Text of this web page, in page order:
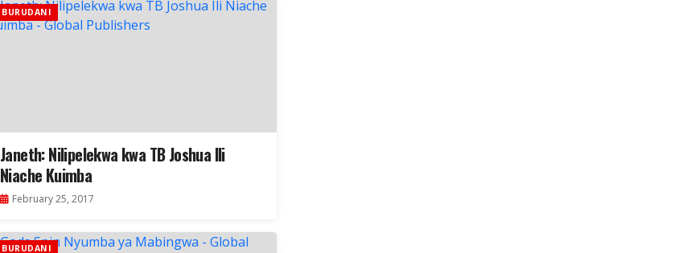
BURUDANI
Janeth: Nilipelekwa kwa TB Joshua Ili
Niache Kuimba
February 25, 2017
BURUDANI